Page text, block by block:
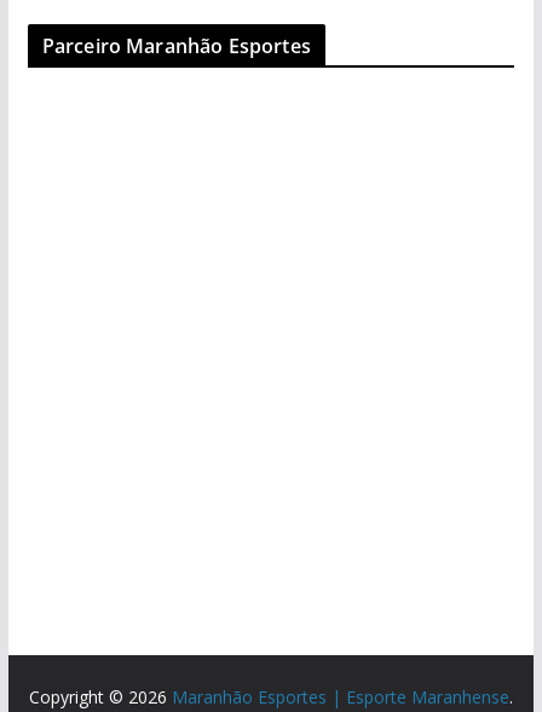
Parceiro Maranhão Esportes
Copyright © 2026 Maranhão Esportes | Esporte Maranhense.